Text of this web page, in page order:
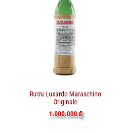
Rượu Luxardo Maraschino
Originale
1.000.000₫